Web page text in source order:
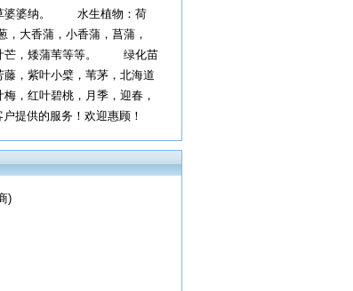
草婆婆纳。 水生植物：荷
大香蒲，小香蒲，菖蒲，
叶芒，矮蒲苇等等。 绿化苗
，紫叶小檗，苇茅，北海道
，红叶碧桃，月季，迎春，
提供的服务！欢迎惠顾！
)